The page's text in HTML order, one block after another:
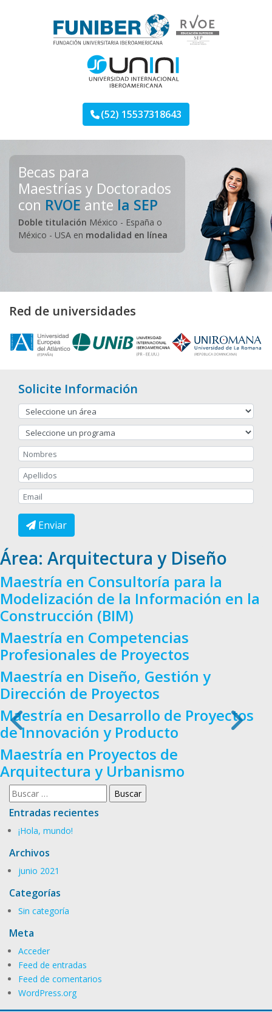
Maestrías FUNIBER
Otro sitio más de Landing Programas
(52) 15537318643
Becas para
Maestrías y Doctorados
con RVOE ante la SEP
Doble titulación México - España o
México - USA en modalidad en línea
Red de universidades
Solicite Información
Enviar
Área: Arquitectura y Diseño
Maestría en Consultoría para la
Modelización de la Información en la
Construcción (BIM)
Maestría en Competencias
Profesionales de Proyectos
Maestría en Diseño, Gestión y
Dirección de Proyectos
Maestría en Desarrollo de Proyectos
de Innovación y Producto
Maestría en Proyectos de
Arquitectura y Urbanismo
Buscar:
Entradas recientes
¡Hola, mundo!
Archivos
junio 2021
Categorías
Sin categoría
Meta
Acceder
Feed de entradas
Feed de comentarios
WordPress.org